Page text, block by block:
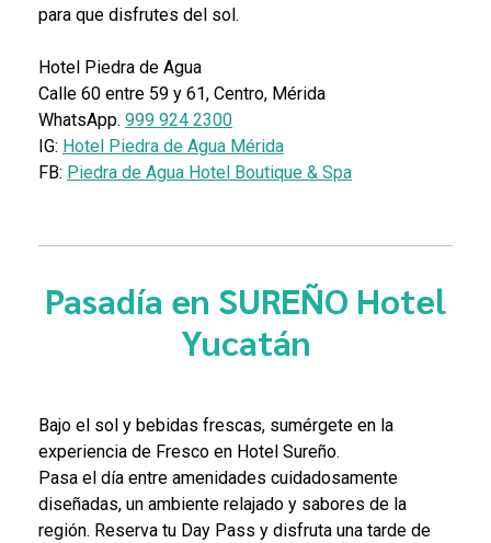
para que disfrutes del sol.
Hotel Piedra de Agua
Calle 60 entre 59 y 61, Centro, Mérida
WhatsApp. 999 924 2300
IG: Hotel Piedra de Agua Mérida
FB: Piedra de Agua Hotel Boutique & Spa
Pasadía en SUREÑO Hotel
Yucatán
Bajo el sol y bebidas frescas, sumérgete en la
experiencia de Fresco en Hotel Sureño.
Pasa el día entre amenidades cuidadosamente
diseñadas, un ambiente relajado y sabores de la
región. Reserva tu Day Pass y disfruta una tarde de